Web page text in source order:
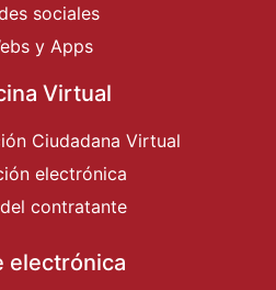
sociales
y Apps
Virtual
Ciudadana Virtual
electrónica
contratante
electrónica